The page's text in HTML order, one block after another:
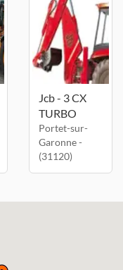
Jcb - 3 CX
TURBO
Portet-sur-
Garonne -
(31120)